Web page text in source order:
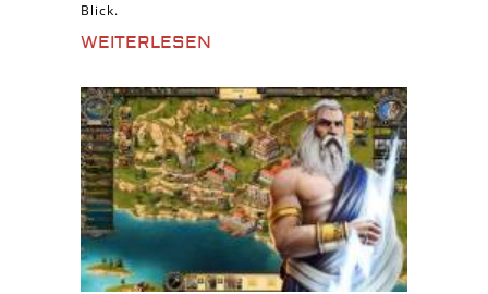
Blick.
WEITERLESEN